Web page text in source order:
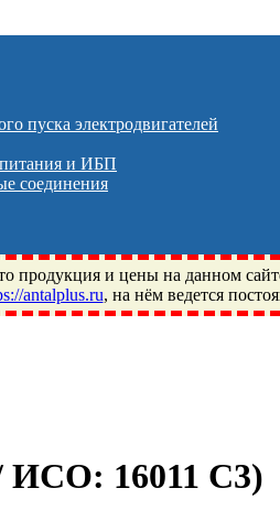
пуска электродвигателей
и ИБП
соединения
продукция и цены на данном
antalplus.ru, на нём ведется
Пушкино, Королёв,
ZWZ, CRAFT, СПЗ-4,
ИСО: 16011 C3)